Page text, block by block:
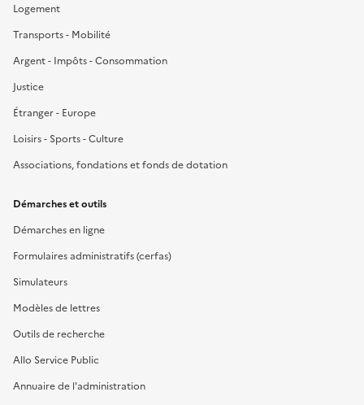
Logement
Transports - Mobilité
Argent - Impôts - Consommation
Justice
Étranger - Europe
Loisirs - Sports - Culture
Associations, fondations et fonds de dotation
Démarches et outils
Démarches en ligne
Formulaires administratifs (cerfas)
Simulateurs
Modèles de lettres
Outils de recherche
Allo Service Public
Annuaire de l'administration